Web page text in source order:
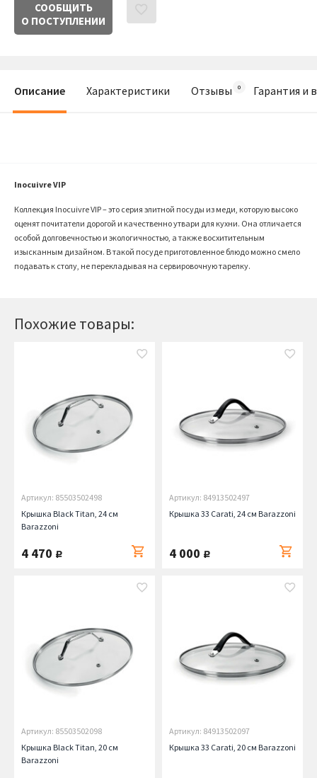
СООБЩИТЬ
О ПОСТУПЛЕНИИ
Похожие товары:
Артикул: 85503502498
Крышка Black Titan, 24 см
Barazzoni
4 470 руб.
Артикул: 84913502497
Крышка 33 Carati, 24 см Barazzoni
4 000 руб.
Артикул: 85503502098
Крышка Black Titan, 20 см
Barazzoni
Артикул: 84913502097
Крышка 33 Carati, 20 см Barazzoni
Описание Характеристики Отзывы Гарантия и
Inocuivre VIP
Коллекция Inocuivre VIP – это серия элитной посуды из меди, которую высоко
оценят почитатели дорогой и качественно утвари для кухни. Она отличается
особой долговечностью и экологичностью, а также восхитительным
изысканным дизайном. В такой посуде приготовленное блюдо можно смело
подавать к столу, не перекладывая на сервировочную тарелку.